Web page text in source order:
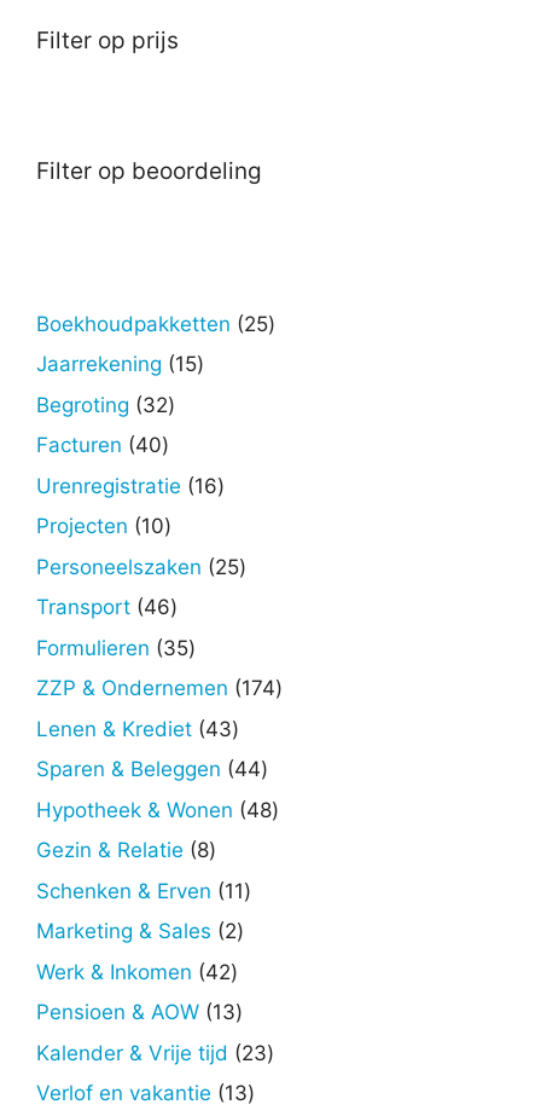
Filter op prijs
Filter op beoordeling
Boekhoudpakketten 2525
Jaarrekening 1515
Begroting 3232
Facturen 4040
producten
Urenregistratie 1616
Projecten 1010
producten
Personeelszaken 2525
Transport 4646
producten
Formulieren 3535
producten
ZZP & Ondernemen 174174
Lenen & Krediet 4343
producten
Sparen & Beleggen 4444
producten
Hypotheek & Wonen 4848
Gezin & Relatie 88
producten
Schenken & Erven 1111
Marketing & Sales 22
Werk & Inkomen 4242
producten
Pensioen & AOW 1313
producten
Kalender & Vrije tijd 2323
Verlof en vakantie 1313